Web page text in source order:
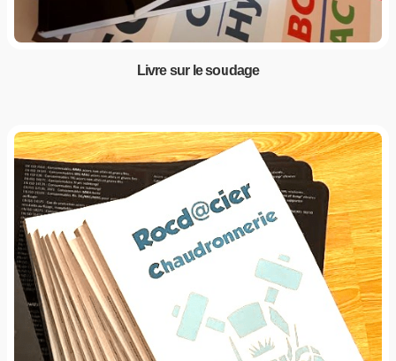
Livre sur le soudage